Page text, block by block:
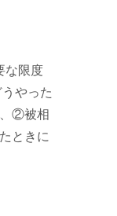
な限度
やった
、②被相
ときに